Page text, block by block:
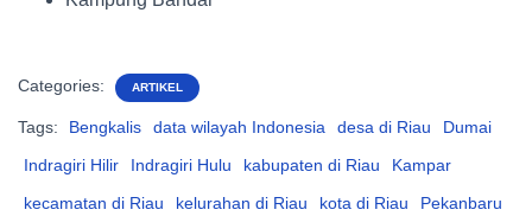
Categories: ARTIKEL
Tags: Bengkalis data wilayah Indonesia desa di Riau
Dumai
Indragiri Hilir
Indragiri Hulu kabupaten di Riau
Kampar
kecamatan di Riau
kelurahan di Riau kota di Riau
Pekanbaru